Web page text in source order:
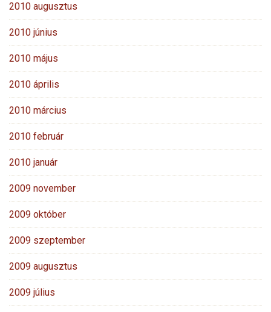
2010 augusztus
2010 június
2010 május
2010 április
2010 március
2010 február
2010 január
2009 november
2009 október
2009 szeptember
2009 augusztus
2009 július